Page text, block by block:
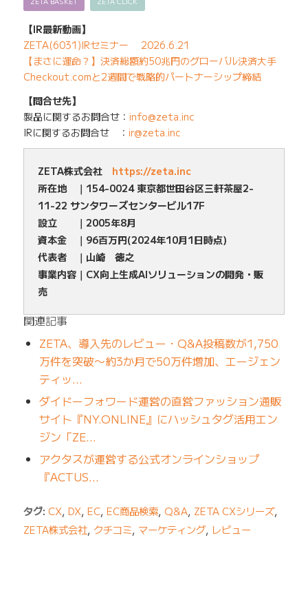
【IR最新動画】
ZETA(6031)IRセミナー 2026.6.21
【まさに運命？】決済総額約50兆円のグローバル決済大手
Checkout.comと2週間で戦略的パートナーシップ締結
【問合せ先】
製品に関するお問合せ： info@zeta.inc
IRに関するお問合せ ： ir@zeta.inc
ZETA株式会社 https://zeta.inc
所在地 ｜154-0024 東京都世田谷区三軒茶屋2-
11-22 サンタワーズセンタービル17F
設立 ｜2005年8月
資本金 ｜96百万円(2024年10月1日時点)
代表者 ｜山崎 徳之
事業内容｜CX向上生成AIソリューションの開発・販
売
関連記事
ZETA、導入先のレビュー・Q&A投稿数が1,750
万件を突破〜約3か月で50万件増加、エージェン
ティッ…
ダイドーフォワード運営の直営ファッション通販
サイト『NY.ONLINE』にハッシュタグ活用エン
ジン「ZE…
アクタスが運営する公式オンラインショップ
『ACTUS…
タグ: CX, DX, EC, EC商品検索, Q&A, ZETA CXシリーズ,
ZETA株式会社, クチコミ, マーケティング, レビュー